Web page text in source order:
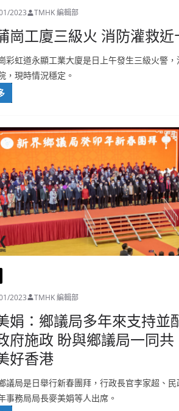
2023 TMHK 編輯部
崗工廈三級火 消防灌救
彩虹道永顯工業大廈是日上午發生三級火警
，現時情況穩定。
2023 TMHK 編輯部
娟：鄉議局多年來支持並
府施政 盼與鄉議局一同共
好香港
議局是日舉行新春團拜，行政長官李家超、民
事務局局長麥美娟等人出席。